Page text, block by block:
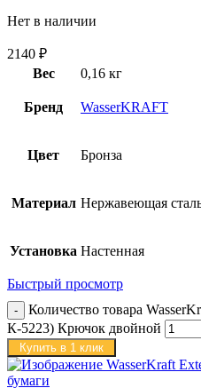
Нет в наличии
2140 ₽
Вес
0,16 кг
Бренд WasserKRAFT
Цвет Бронза
Материал Нержавеющая
Установка Настенная
Быстрый просмотр
Количество товара
К-5223) Крючок двойной
Купить в 1 клик